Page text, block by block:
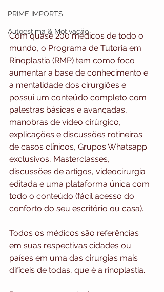
PRIME IMPORTS
Autoestima & Motivação
Com quase 200 médicos de todo o
mundo, o Programa de Tutoria em
Rinoplastia (RMP) tem como foco
aumentar a base de conhecimento e
a mentalidade dos cirurgiões e
possui um conteúdo completo com
palestras básicas e avançadas,
manobras de vídeo cirúrgico,
explicações e discussões rotineiras
de casos clínicos, Grupos Whatsapp
exclusivos, Masterclasses,
discussões de artigos, videocirurgia
editada e uma plataforma única com
todo o conteúdo (fácil acesso do
conforto do seu escritório ou casa).
Todos os médicos são referências
em suas respectivas cidades ou
países em uma das cirurgias mais
difíceis de todas, que é a rinoplastia.